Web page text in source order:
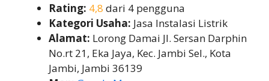
Rating: 4,8 dari 4 pengguna
Kategori Usaha: Jasa Instalasi Listrik
Alamat: Lorong Damai Jl. Sersan Darphin
No.rt 21, Eka Jaya, Kec. Jambi Sel., Kota
Jambi, Jambi 36139